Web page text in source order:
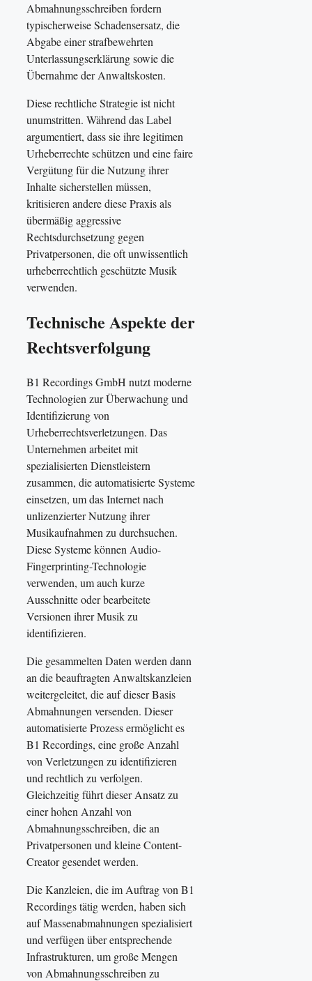
Abmahnungsschreiben fordern
typischerweise Schadensersatz, die
Abgabe einer strafbewehrten
Unterlassungserklärung sowie die
Übernahme der Anwaltskosten.
Diese rechtliche Strategie ist nicht
unumstritten. Während das Label
argumentiert, dass sie ihre legitimen
Urheberrechte schützen und eine faire
Vergütung für die Nutzung ihrer
Inhalte sicherstellen müssen,
kritisieren andere diese Praxis als
übermäßig aggressive
Rechtsdurchsetzung gegen
Privatpersonen, die oft unwissentlich
urheberrechtlich geschützte Musik
verwenden.
Technische Aspekte der
Rechtsverfolgung
B1 Recordings GmbH nutzt moderne
Technologien zur Überwachung und
Identifizierung von
Urheberrechtsverletzungen. Das
Unternehmen arbeitet mit
spezialisierten Dienstleistern
zusammen, die automatisierte Systeme
einsetzen, um das Internet nach
unlizenzierter Nutzung ihrer
Musikaufnahmen zu durchsuchen.
Diese Systeme können Audio-
Fingerprinting-Technologie
verwenden, um auch kurze
Ausschnitte oder bearbeitete
Versionen ihrer Musik zu
identifizieren.
Die gesammelten Daten werden dann
an die beauftragten Anwaltskanzleien
weitergeleitet, die auf dieser Basis
Abmahnungen versenden. Dieser
automatisierte Prozess ermöglicht es
B1 Recordings, eine große Anzahl
von Verletzungen zu identifizieren
und rechtlich zu verfolgen.
Gleichzeitig führt dieser Ansatz zu
einer hohen Anzahl von
Abmahnungsschreiben, die an
Privatpersonen und kleine Content-
Creator gesendet werden.
Die Kanzleien, die im Auftrag von B1
Recordings tätig werden, haben sich
auf Massenabmahnungen spezialisiert
und verfügen über entsprechende
Infrastrukturen, um große Mengen
von Abmahnungsschreiben zu